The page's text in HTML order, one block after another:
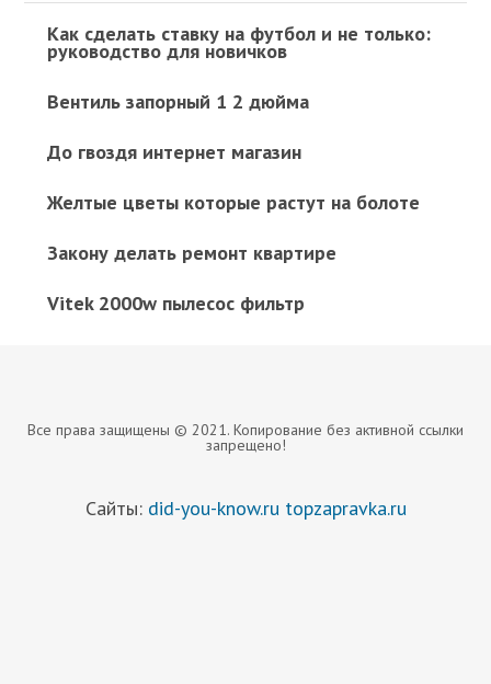
Как сделать ставку на футбол и не только:
руководство для новичков
Вентиль запорный 1 2 дюйма
До гвоздя интернет магазин
Желтые цветы которые растут на болоте
Закону делать ремонт квартире
Vitek 2000w пылесос фильтр
Все права защищены © 2021. Копирование без активной ссылки
запрещено!
Сайты: did-you-know.ru topzapravka.ru